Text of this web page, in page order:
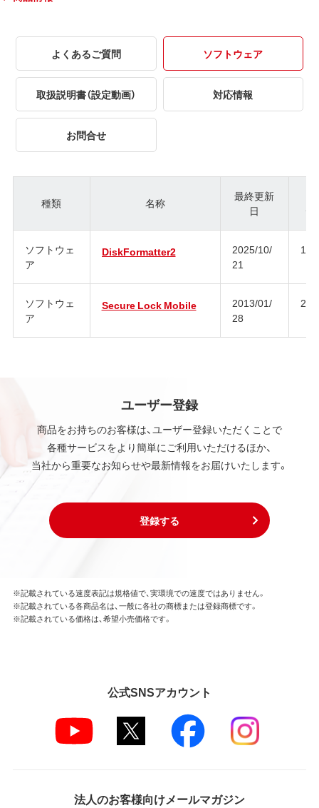
よくあるご質問 ソフトウェア
取扱説明書（設定動画） 対応情報
お問合せ
種類 名称
最終更新
日
ジ
ソフトウェ
ア
DiskFormatter2
2025/10/
21
ソフトウェ
ア
Secure Lock Mobile
2013/01/
28
ユーザー登録
商品をお持ちのお客様は、ユーザー登録いただくことで
各種サービスをより簡単にご利用いただけるほか、
当社から重要なお知らせや最新情報をお届けいたします。
登録する
※記載されている速度表記は規格値で、実環境での速度ではありません。
※記載されている各商品名は、一般に各社の商標または登録商標です。
※記載されている価格は、希望小売価格です。
公式SNSアカウント
法人のお客様向けメールマガジン